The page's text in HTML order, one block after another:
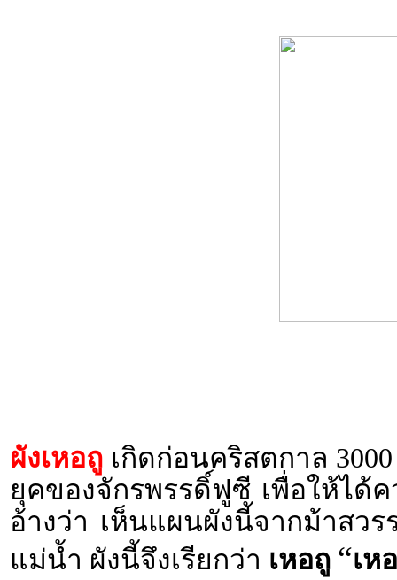
ผังเหอถู เกิดก่อนคริสตกาล
ยุคของจักรพรรดิ์ฟูซี เพื่อให้ได้
อ้างว่า เห็นแผนผังนี้จากม้าสว
แม่น้ำ ผังนี้จึงเรียกว่า เหอถู “เหอ